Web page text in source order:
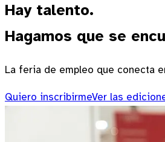
Hay talento.
Hagamos que se
La feria de empleo que conecta
Quiero inscribirmeVer las